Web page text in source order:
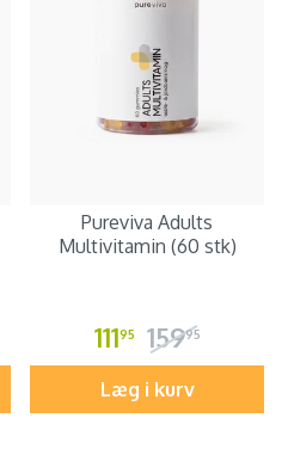
Pureviva Adults
Multivitamin (60 stk)
11195 15995
Læg i kurv